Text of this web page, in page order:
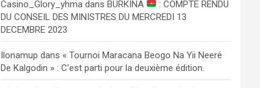
Сasino_Glory_yhma dansBURKINA
: COMPTE RENDU
DU CONSEIL DES MINISTRES DU MERCREDI 13
DECEMBRE 2023
Ilonamup dans « Tournoi Maracana Beogo Na Yii Neeré
De Kalgodin » : C’est parti pour la deuxième édition.